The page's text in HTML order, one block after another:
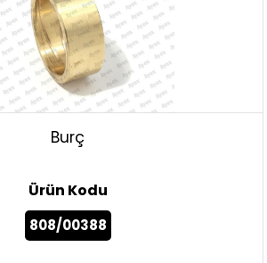
Burç
Ürün Kodu
808/00388